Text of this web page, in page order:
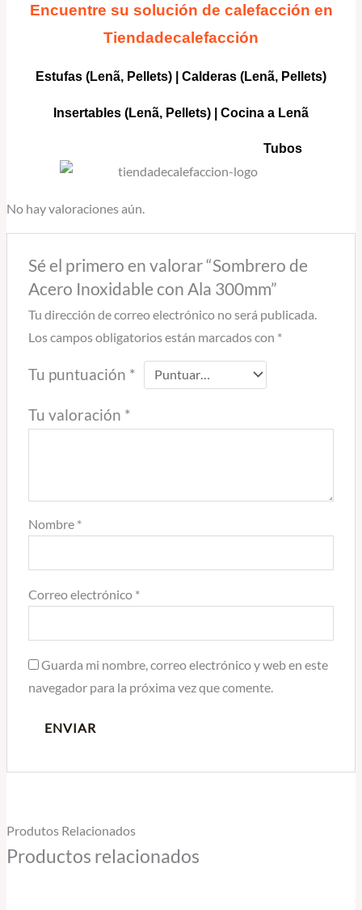
Encuentre su solución de calefacción en
Tiendadecalefacción
Estufas (Lenã, Pellets) Calderas (Lenã, Pellets)
Insertables (Lenã, Pellets) | Cocina a Lenã
Tubos
No hay valoraciones aún.
Sé el primero en valorar “Sombrero de
Acero Inoxidable con Ala 300mm”
Tu dirección de correo electrónico no será publicada.
Los campos obligatorios están marcados con *
Tu puntuación *
Tu valoración *
Nombre *
Correo electrónico *
Guarda mi nombre, correo electrónico y web en este
navegador para la próxima vez que comente.
Produtos Relacionados
Productos relacionados